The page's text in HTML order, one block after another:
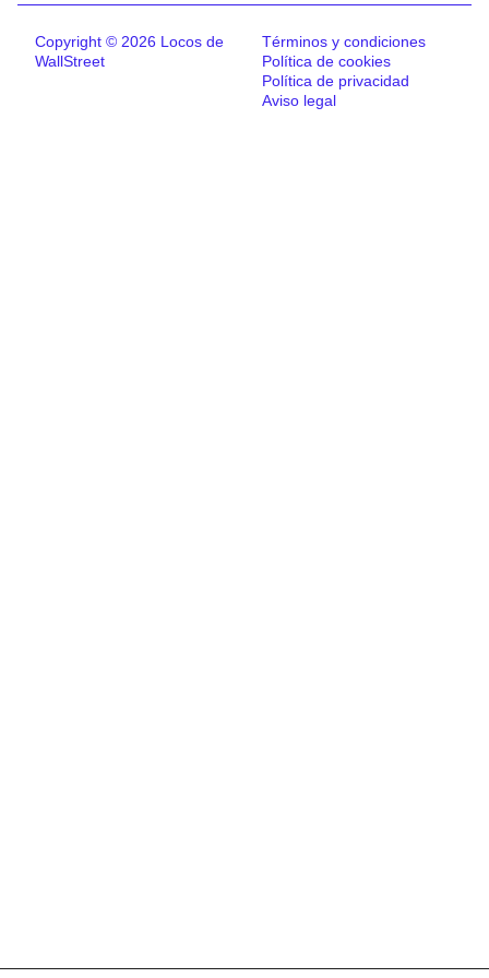
Copyright © 2026 Locos de
WallStreet
Términos y condiciones
Política de cookies
Política de privacidad
Aviso legal